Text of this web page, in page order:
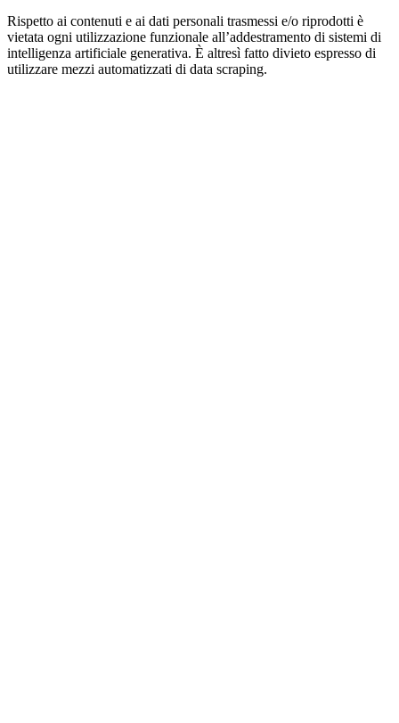
Rispetto ai contenuti e ai dati personali trasmessi e/o riprodotti è
vietata ogni utilizzazione funzionale all’addestramento di sistemi di
intelligenza artificiale generativa. È altresì fatto divieto espresso di
utilizzare mezzi automatizzati di data scraping.